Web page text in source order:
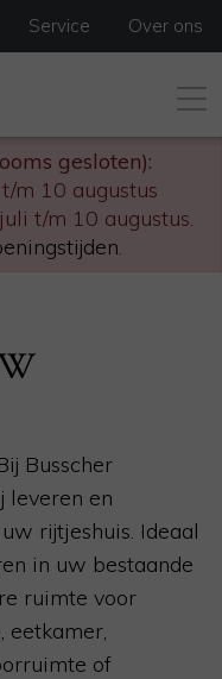
gesloten):
m 10 augustus
t/m 10 augustus.
.
Service Over ons
Busscher
leveren en
rijtjeshuis. Ideaal
in uw bestaande
ruimte voor
eetkamer,
of